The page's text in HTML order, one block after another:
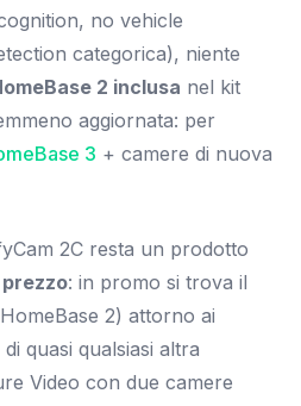
no vehicle
categorica), niente
2 inclusa nel kit
aggiornata: per
3 + camere di nuova
2C resta un prodotto
prezzo: in promo si trova il
2) attorno ai
quasi qualsiasi altra
Video con due camere